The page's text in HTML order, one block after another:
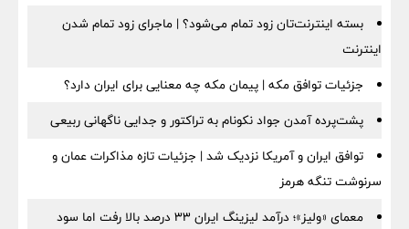
بسته اینترنت‌تان زود تمام می‌شود؟ | ماجرای زود تمام شدن
اینترنت
جزئیات توافق مکه | پیمان مکه چه معنایی برای ایران دارد؟
پشت‌پرده آمدن جواد نکونام به تراکتور و جدایی ناگهانی ربیعی
توافق ایران و آمریکا نزدیک شد | جزئیات تازه مذاکرات عمان و
سرنوشت تنگه هرمز
معمای «ولیز»؛ درآمد لیزینگ ایران ۳۳ درصد بالا رفت اما سود